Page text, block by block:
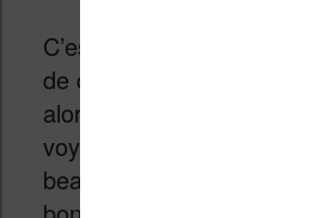
C’est assez intéressant
de continuer la lecture
alors qu’on est en voiture.
voyages ou les gens qui
beaucoup cela permet